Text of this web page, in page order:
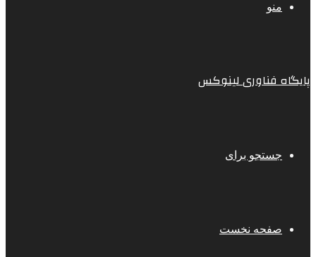
منو
پایگاه فناوری لینوکس
جستجو برای
صفحه نخست